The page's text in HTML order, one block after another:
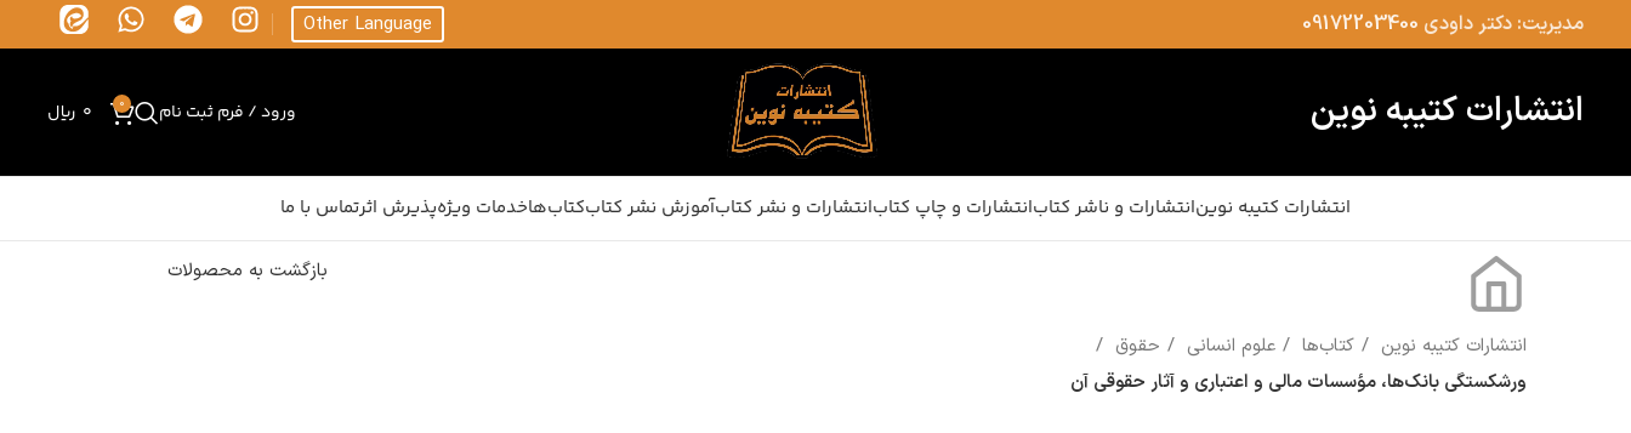
مدیریت: دکتر داودی 09172203400
Other Language
انتشارات کتیبه نوین ورود / فرم ثبت نام 0 ریال 0
انتشارات کتیبه نوینانتشارات و ناشر کتابانتشارات و چاپ کتابانتشارات و نشر کتابآموزش نشر کتابکتاب‌هاخدمات ویژهپذیرش اثرتماس با ما
انتشارات کتیبه نوین کتاب‌ها علوم انسانی
حقوق
ورشکستگی بانک‌ها، مؤسسات مالی و اعتباری و آثار حقوقی آن
بازگشت به محصولات